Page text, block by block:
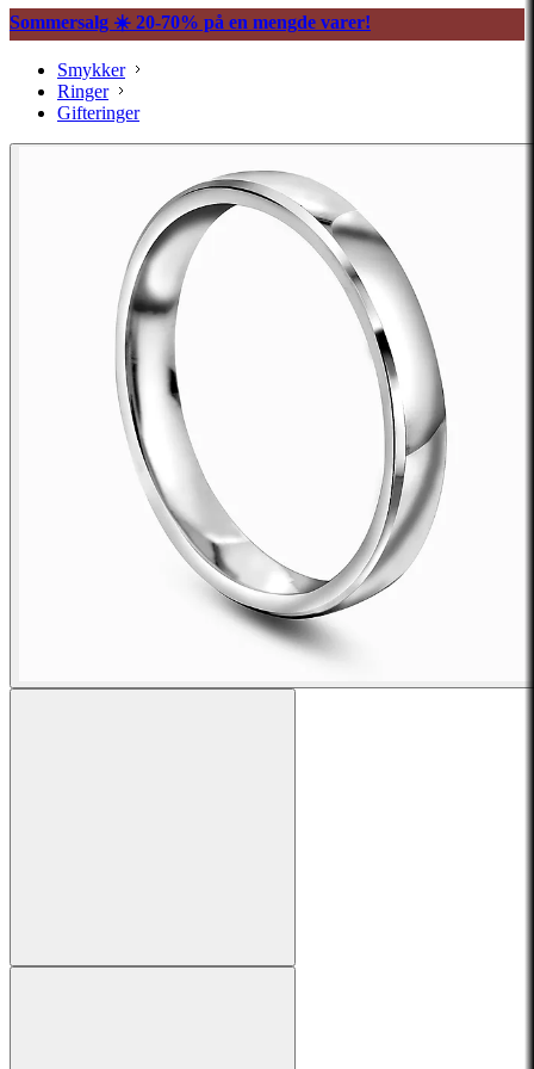
Sommersalg ☀️ 20-70% på en mengde varer!
Smykker
Ringer
Gifteringer